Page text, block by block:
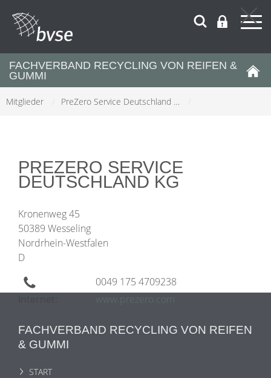
FACHVERBAND RECYCLING VON REIFEN &
GUMMI
Mitglieder PreZero Service Deutschland …
PREZERO SERVICE
DEUTSCHLAND KG
Kronenweg 45
50389 Wesseling
Nordrhein-Westfalen
D
0049 175 4709238
www.prezero.com
FACHVERBAND RECYCLING VON REIFEN
& GUMMI
START